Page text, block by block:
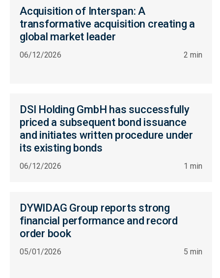
Acquisition of Interspan: A
transformative acquisition creating a
global market leader
06/12/2026 2 min
DSI Holding GmbH has successfully
priced a subsequent bond issuance
and initiates written procedure under
its existing bonds
06/12/2026 1 min
DYWIDAG Group reports strong
financial performance and record
order book
05/01/2026 5 min